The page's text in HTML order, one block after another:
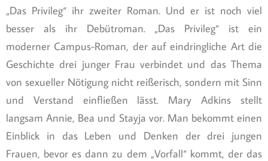
„Das Privileg“ ihr zweiter Roman. Und er ist noch viel
besser als ihr Debütroman. „Das Privileg“ ist ein
moderner Campus-Roman, der auf eindringliche Art die
Geschichte drei junger Frau verbindet und das Thema
von sexueller Nötigung nicht reißerisch, sondern mit Sinn
und Verstand einfließen lässt. Mary Adkins stellt
langsam Annie, Bea und Stayja vor. Man bekommt einen
Einblick in das Leben und Denken der drei jungen
Frauen, bevor es dann zu dem „Vorfall“ kommt, der das